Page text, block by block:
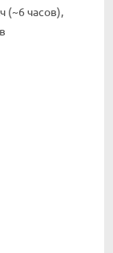
(~6 часов),